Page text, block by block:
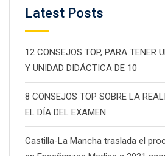
Latest Posts
12 CONSEJOS TOP, PARA TENER
Y UNIDAD DIDÁCTICA DE 10
8 CONSEJOS TOP SOBRE LA
EL DÍA DEL EXAMEN.
Castilla-La Mancha traslada el